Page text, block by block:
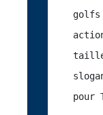
golfs
taille
pour